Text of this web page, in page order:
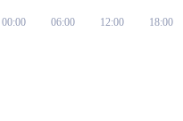
00:00 06:00 12:00 18:00